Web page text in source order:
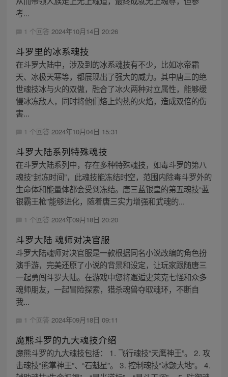
考...
1 个回答 2024年10月14日 20:26
斗罗里的冰系魂技
在斗罗大陆中，涉及到的冰系魂技有不少，比如冰帝霜
天、冰极天寒等，都展现出了强大的威力。其中唐三的绝
世魂技冰与火的双傲，融合了冰火两种对立属性，能够缓
慢冰冻敌人，同时将他们烙上灼热的火焰，造成双倍的伤
害...
1 个回答 2024年10月04日 15:31
斗罗大陆系列特殊魂技
在斗罗大陆系列中，存在多种特殊魂技，如毒斗罗的第八
魂技“封冻时间”，此魂技能冻结时空，范围内除毒斗罗外的
生命体和能量体都会受到冻结。唐三蓝银皇的第五魂技“蓝
银霸王枪”能够进化，随着唐三实力增强和武魂的...
1 个回答 2024年09月18日 20:20
斗罗大陆 魂师对决官服
斗罗大陆魂师对决官服是一款根据同名小说改编的角色扮
演手游，完美还原了小说的背景和设定，让玩家跟随唐三
一起勇闯斗罗大陆。在游戏中您将邂逅史莱克七怪和众多
魂师朋友，一起冒险探索，猎杀魂兽夺取魂环，不断自
我...
1 个回答 2024年09月18日 09:11
魔熊斗罗的九大魂技介绍
魔熊斗罗的九大魂技包括： 1. 飞行魂技“天鹰神王”。 2. 攻
击魂技“熊掌神王”、“石魁星”。 3. 控制魂技“冰颤大地”。 4.